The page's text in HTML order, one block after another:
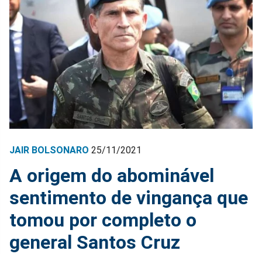
JAIR BOLSONARO 25/11/2021
A origem do abominável
sentimento de vingança que
tomou por completo o
general Santos Cruz